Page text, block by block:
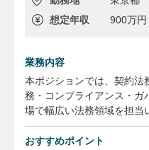
想定年収
900万円
業務内容
本ポジションでは、契約法
務・コンプライアンス・ガ
場で幅広い法務領域を担当
※業務割合はあくまで参考
おすすめポイント